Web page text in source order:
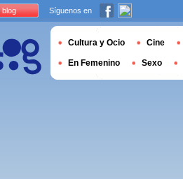
blog Síguenos en
Cultura y Ocio Cine
En Femenino Sexo